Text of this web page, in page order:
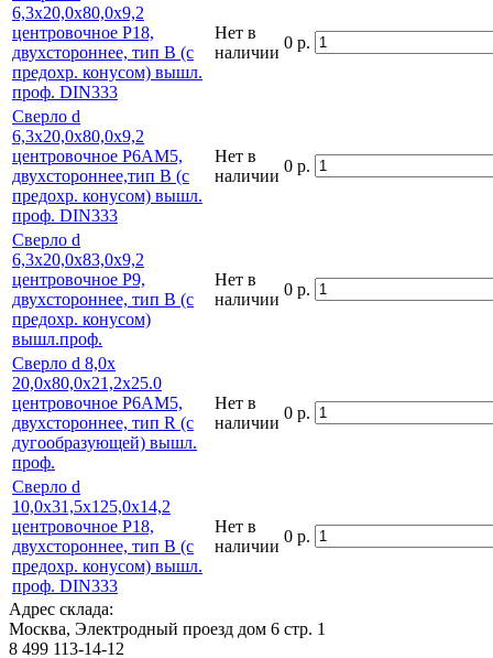
6,3х20,0х80,0х9,2
центровочное Р18,
двухстороннее, тип В (с
предохр. конусом) вышл.
проф. DIN333
Нет в
наличии
0 р.
Сверло d
6,3х20,0х80,0х9,2
центровочное Р6АМ5,
двухстороннее,тип В (с
предохр. конусом) вышл.
проф. DIN333
Нет в
наличии
0 р.
Сверло d
6,3х20,0х83,0х9,2
центровочное Р9,
двухстороннее, тип В (с
предохр. конусом)
вышл.проф.
Нет в
наличии
0 р.
Сверло d 8,0х
20,0х80,0х21,2х25.0
центровочное Р6АМ5,
двухстороннее, тип R (с
дугообразующей) вышл.
проф.
Нет в
наличии
0 р.
Сверло d
10,0х31,5х125,0х14,2
центровочное Р18,
двухстороннее, тип В (с
предохр. конусом) вышл.
проф. DIN333
Нет в
наличии
0 р.
Адрес склада:
Москва, Электродный проезд дом 6 стр. 1
8 499 113-14-12